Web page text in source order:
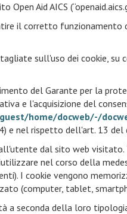
Open Aid AICS
il corretto funzionamento
sull'uso dei cookie,
del Garante per la
e l'acquisizione del
home/docweb/-/
e nel rispetto dell'art. 13 del
dal sito web
nel corso della
I cookie vengono
(computer, tablet,
a seconda della loro